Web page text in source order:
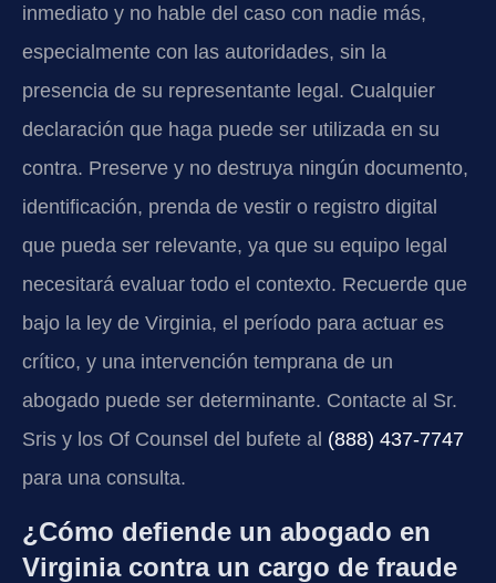
inmediato y no hable del caso con nadie más,
especialmente con las autoridades, sin la
presencia de su representante legal. Cualquier
declaración que haga puede ser utilizada en su
contra. Preserve y no destruya ningún documento,
identificación, prenda de vestir o registro digital
que pueda ser relevante, ya que su equipo legal
necesitará evaluar todo el contexto. Recuerde que
bajo la ley de Virginia, el período para actuar es
crítico, y una intervención temprana de un
abogado puede ser determinante. Contacte al Sr.
Sris y los Of Counsel del bufete al (888) 437-7747
para una consulta.
¿Cómo defiende un abogado en
Virginia contra un cargo de fraude